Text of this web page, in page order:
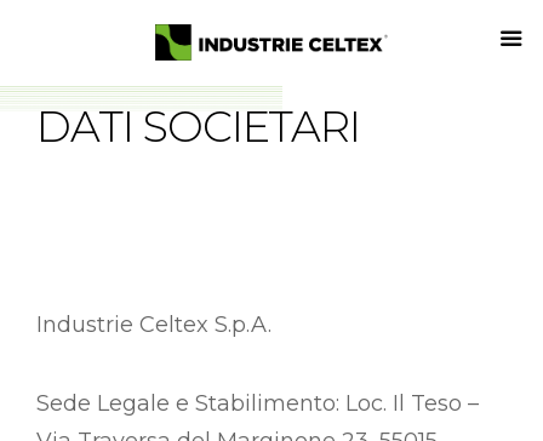
DATI SOCIETARI
Industrie Celtex S.p.A.
Sede Legale e Stabilimento: Loc. Il Teso –